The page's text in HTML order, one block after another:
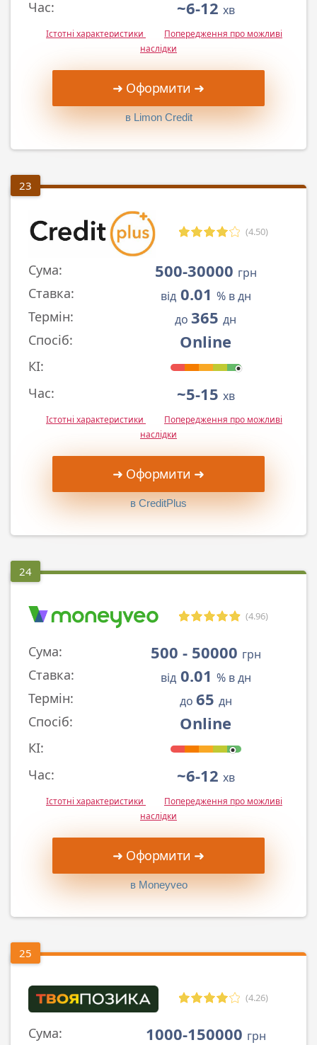
Час:
~6-12 хв
Істотні характеристики
Попередження про можливі
наслідки
➜ Оформити ➜
в Limon Credit
23
(4.50)
Сума: 500-30000 грн
Ставка: від0.01 % в дн
Термін: до 365 дн
Спосіб: Online
КІ:
Час:
~5-15 хв
Істотні характеристики
Попередження про можливі
наслідки
➜ Оформити ➜
в CreditPlus
24
(4.96)
Сума: 500 - 50000 грн
Ставка: від0.01 % в дн
Термін: до 65 дн
Спосіб: Online
КІ:
Час:
~6-12 хв
Істотні характеристики
Попередження про можливі
наслідки
➜ Оформити ➜
в Moneyveo
25
(4.26)
Сума: 1000-150000 грн